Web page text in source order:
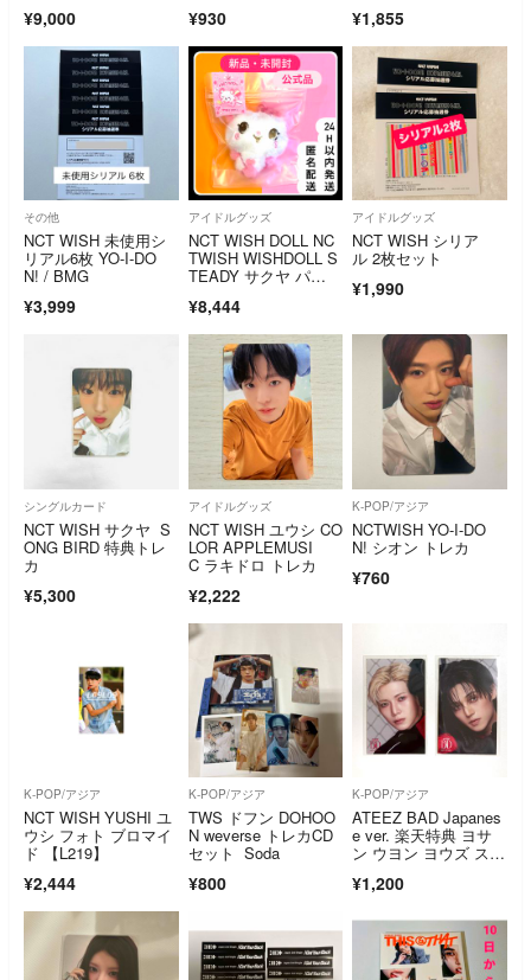
¥9,000 ラン トレカ
¥930 ¥1,855
その他
NCT WISH 未使用シ
リアル6枚 YO-I-DO
N! / BMG
¥3,999
アイドルグッズ
NCT WISH DOLL NC
TWISH WISHDOLL S
TEADY サクヤ パ
ング ポップアップ
¥8,444
アイドルグッズ
NCT WISH シリア
ル 2枚セット
¥1,990
シングルカード
NCT WISH サクヤ S
ONG BIRD 特典トレ
カ
¥5,300
アイドルグッズ
NCT WISH ユウシ CO
LOR APPLEMUSI
C ラキドロ トレカ
¥2,222
K-POP/アジア
NCTWISH YO-I-DO
N! シオン トレカ
¥760
K-POP/アジア
NCT WISH YUSHI ユ
ウシ フォト ブロマイ
ド 【L219】
¥2,444
K-POP/アジア
TWS ドフン DOHOO
N weverse トレカCD
セット Soda
¥800
K-POP/アジア
ATEEZ BAD Japanes
e ver. 楽天特典 ヨサ
ン ウヨン ヨウズ ステ
¥1,200